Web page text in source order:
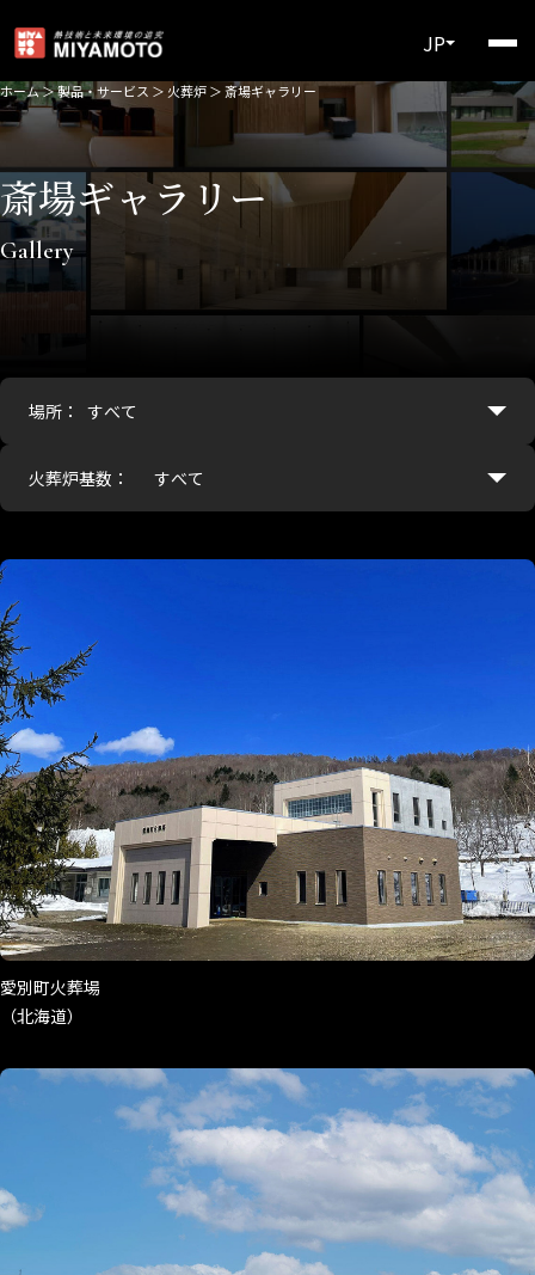
JP
ホーム＞製品・サービス ＞ 火葬炉＞斎場ギャラリー
斎場ギャラリー
Gallery
場所：
火葬炉基数：
愛別町火葬場
（北海道）